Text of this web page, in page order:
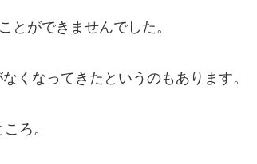
とができませんでした。
くなってきたというのもあります。
ろ。